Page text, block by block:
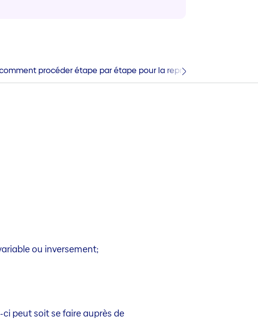
procéder étape par étape pour la reprise de votre
ou inversement;
peut soit se faire auprès de